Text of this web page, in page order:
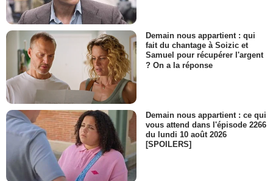
Demain nous appartient : qui
fait du chantage à Soizic et
Samuel pour récupérer l'argent
? On a la réponse
Demain nous appartient : ce qui
vous attend dans l'épisode 2266
du lundi 10 août 2026
[SPOILERS]